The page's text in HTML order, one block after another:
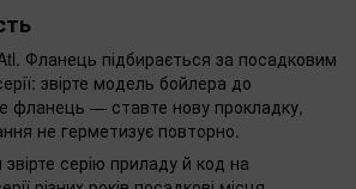
Фланець підбирається за посадковим
звірте модель бойлера до
фланець — ставте нову прокладку,
не герметизує повторно.
серію приладу й код на